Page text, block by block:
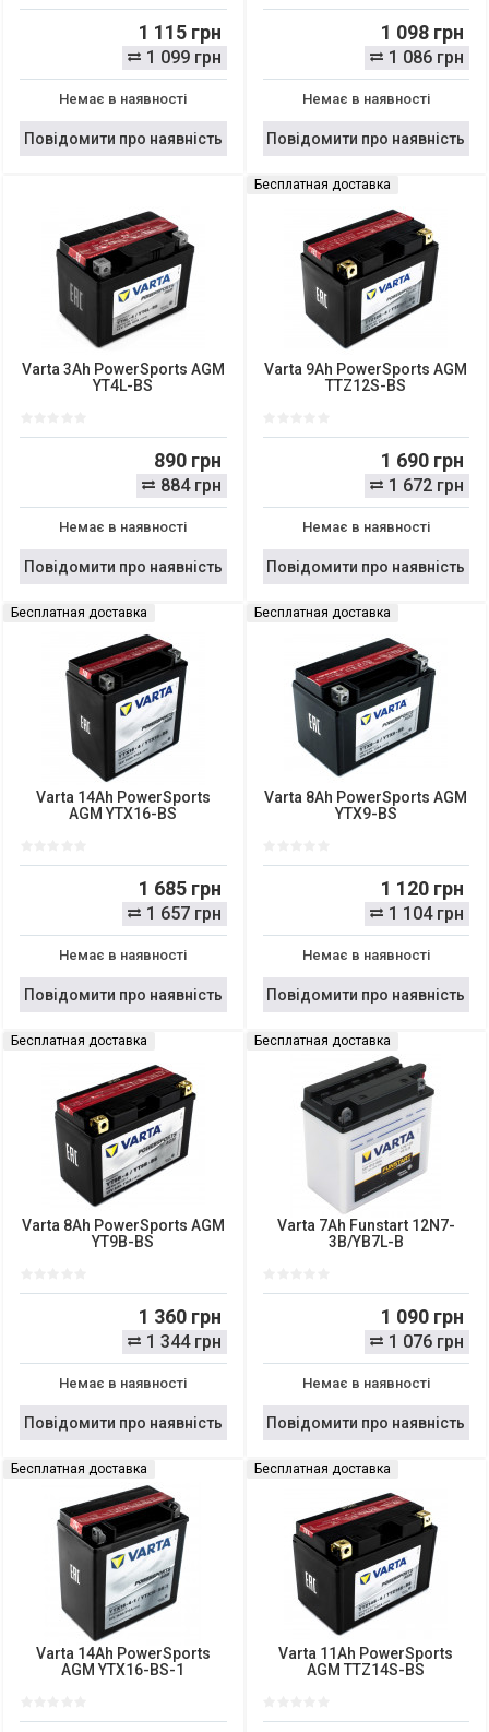
1 115 грн
1 099 грн
Немає в наявності
Повідомити про наявність
1 098 грн
1 086 грн
Немає в наявності
Повідомити про наявність
Varta 3Ah PowerSports AGM
YT4L-BS
890 грн
884 грн
Немає в наявності
Повідомити про наявність
Бесплатная доставка
Varta 9Ah PowerSports AGM
TTZ12S-BS
1 690 грн
1 672 грн
Немає в наявності
Повідомити про наявність
Бесплатная доставка
Varta 14Ah PowerSports
AGM YTX16-BS
1 685 грн
1 657 грн
Немає в наявності
Повідомити про наявність
Бесплатная доставка
Varta 8Ah PowerSports AGM
YTX9-BS
1 120 грн
1 104 грн
Немає в наявності
Повідомити про наявність
Бесплатная доставка
Varta 8Ah PowerSports AGM
YT9B-BS
1 360 грн
1 344 грн
Немає в наявності
Повідомити про наявність
Бесплатная доставка
Varta 7Ah Funstart 12N7-
3B/YB7L-B
1 090 грн
1 076 грн
Немає в наявності
Повідомити про наявність
Бесплатная доставка
Varta 14Ah PowerSports
AGM YTX16-BS-1
Бесплатная доставка
Varta 11Ah PowerSports
AGM TTZ14S-BS